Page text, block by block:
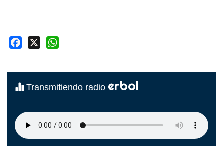
Facebook
Transmitiendo radio erbol